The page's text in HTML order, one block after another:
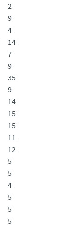
2
9
4
14
7
9
35
9
14
15
15
11
12
5
5
4
5
5
5